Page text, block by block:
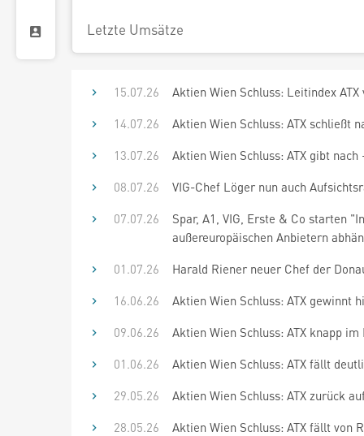
Letzte Umsätze
15.07.26
Aktien Wien Schluss: Leitindex
14.07.26
Aktien Wien Schluss: ATX schließt
13.07.26
Aktien Wien Schluss: ATX gibt
08.07.26
VIG-Chef Löger nun auch
07.07.26
Spar, A1, VIG, Erste & Co starten
außereuropäischen Anbietern
01.07.26
Harald Riener neuer Chef der
16.06.26
Aktien Wien Schluss: ATX gewinnt
09.06.26
Aktien Wien Schluss: ATX knapp im
01.06.26
Aktien Wien Schluss: ATX fällt
29.05.26
Aktien Wien Schluss: ATX zurück
28.05.26
Aktien Wien Schluss: ATX fällt von